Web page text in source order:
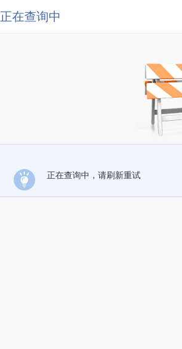
正在查询中
正在查询中，请刷新重试